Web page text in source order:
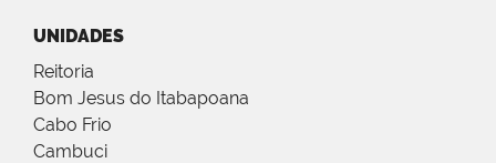
UNIDADES
Reitoria
Bom Jesus do Itabapoana
Cabo Frio
Cambuci